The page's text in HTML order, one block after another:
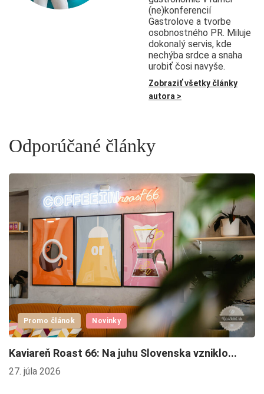
(ne)konferencií
Gastrolove a tvorbe
osobnostného PR. Miluje
dokonalý servis, kde
nechýba srdce a snaha
urobiť čosi navyše.
Zobraziť všetky články
autora >
Odporúčané články
Promo článok Novinky
Kaviareň Roast 66: Na juhu Slovenska vzniklo...
27. júla 2026